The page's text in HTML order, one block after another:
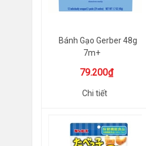
Bánh Gạo Gerber 48g
7m+
79.200₫
Chi tiết